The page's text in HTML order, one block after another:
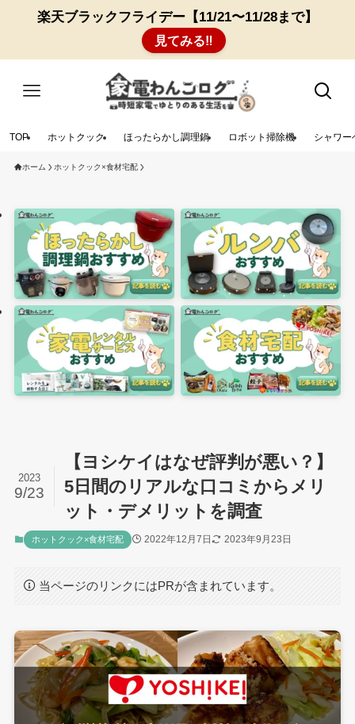
楽天ブラックフライデー【11/21〜11/28まで】
見てみる‼︎
TOP ホットクック ほったらかし調理鍋 ロボット掃除機 シャワー
ホーム ホットクック×食材宅配
【ヨシケイはなぜ評判が悪い？】
5日間のリアルな口コミからメリ
ット・デメリットを調査
2023
9/23
ホットクック×食材宅配 2022年12月7日 2023年9月23日
当ページのリンクにはPRが含まれています。